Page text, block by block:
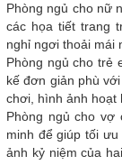
Phòng ngủ cho nữ
các họa tiết trang
nghỉ ngơi thoải mái
Phòng ngủ cho trẻ
kế đơn giản phù
chơi, hình ảnh hoạt
Phòng ngủ cho vợ
minh để giúp tối
ảnh kỷ niệm của